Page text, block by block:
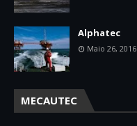
Alphatec
Maio 26, 2016
MECAUTEC